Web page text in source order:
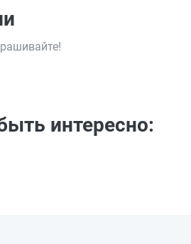
интересно: